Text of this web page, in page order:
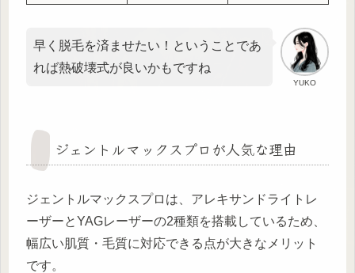
YUKO
早く脱毛を済ませたい！ということであ
れば熱破壊式が良いかもですね
ジェントルマックスプロが人気な理由
ジェントルマックスプロは、アレキサンドライトレ
ーザーとYAGレーザーの2種類を搭載しているため、
幅広い肌質・毛質に対応できる点が大きなメリット
です。